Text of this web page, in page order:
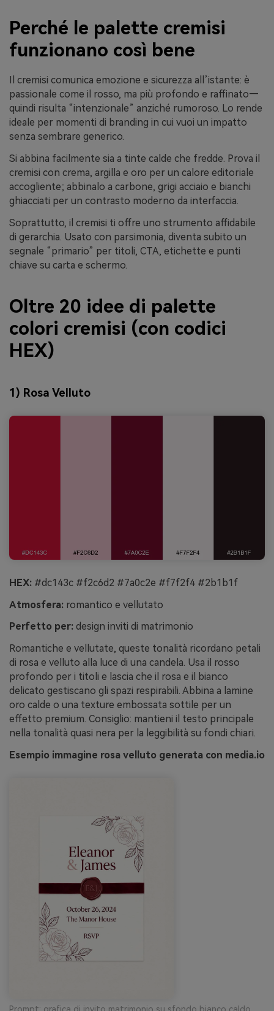
Perché le palette cremisi
funzionano così bene
Il cremisi comunica emozione e sicurezza all’istante: è
passionale come il rosso, ma più profondo e raffinato—
quindi risulta “intenzionale” anziché rumoroso. Lo rende
ideale per momenti di branding in cui vuoi un impatto
senza sembrare generico.
Si abbina facilmente sia a tinte calde che fredde. Prova il
cremisi con crema, argilla e oro per un calore editoriale
accogliente; abbinalo a carbone, grigi acciaio e bianchi
ghiacciati per un contrasto moderno da interfaccia.
Soprattutto, il cremisi ti offre uno strumento affidabile
di gerarchia. Usato con parsimonia, diventa subito un
segnale “primario” per titoli, CTA, etichette e punti
chiave su carta e schermo.
Oltre 20 idee di palette
colori cremisi (con codici
HEX)
1) Rosa Velluto
HEX: #dc143c #f2c6d2 #7a0c2e #f7f2f4 #2b1b1f
Atmosfera: romantico e vellutato
Perfetto per: design inviti di matrimonio
Romantiche e vellutate, queste tonalità ricordano petali
di rosa e velluto alla luce di una candela. Usa il rosso
profondo per i titoli e lascia che il rosa e il bianco
delicato gestiscano gli spazi respirabili. Abbina a lamine
oro calde o una texture embossata sottile per un
effetto premium. Consiglio: mantieni il testo principale
nella tonalità quasi nera per la leggibilità su fondi chiari.
Esempio immagine rosa velluto generata con media.io